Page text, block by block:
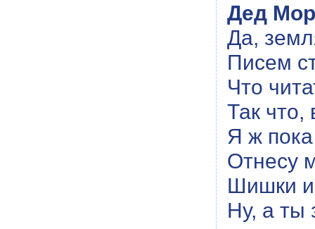
Дед
Да,
Писем
Что
Так что,
Я ж
Отнесу
Шишки и
Ну, а ты